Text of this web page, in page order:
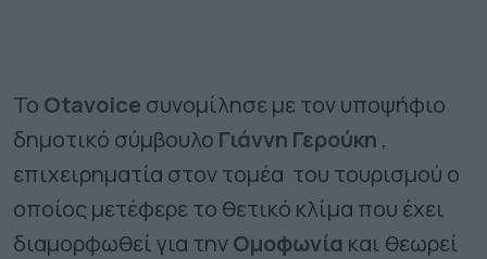
Το Otavoice συνομίλησε με τον υποψήφιο
δημοτικό σύμβουλο Γιάννη Γερούκη ,
επιχειρηματία στον τομέα του τουρισμού ο
οποίος μετέφερε το θετικό κλίμα που έχει
διαμορφωθεί για τηνΟμοφωνία και θεωρεί